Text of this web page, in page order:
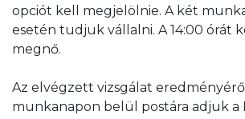
opciót kell megjelölnie. A két
esetén tudjuk vállalni. A 14:00 órát
megnő.
Az elvégzett vizsgálat
munkanapon belül postára adjuk a